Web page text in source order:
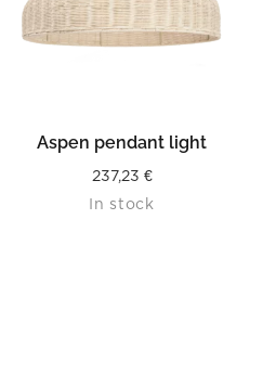
Aspen pendant light
237,23 €
In stock